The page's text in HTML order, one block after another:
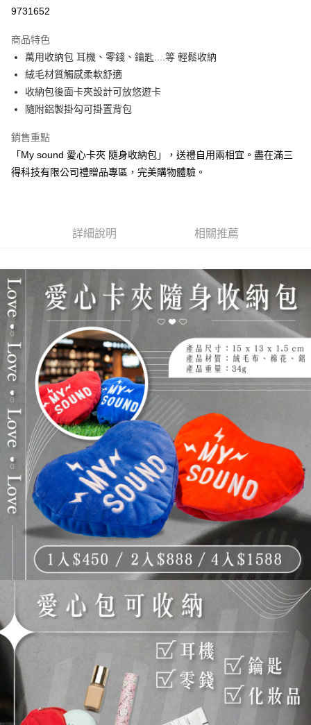
免運費
宅配
每筆NT$130，滿NT$399(含以上)免運費
9731652
商品特色
萬用收納包 耳機、零錢、鑰匙....等 輕鬆收納
絨毛材質觸感柔軟舒適
收納包後面卡夾設計可放悠遊卡
隨附鋁製掛勾可掛置背包
銷售重點
「My sound 愛心卡夾 隨身收納包」，送禮自用兩相宜。盡在滿三
得科技有限公司禮贈品專區，完美購物體驗。
詳細說明 相關推薦